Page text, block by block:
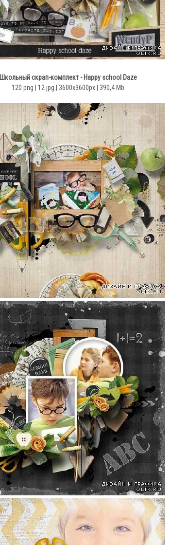
Школьный скрап-комплект - Happy school Daze
120 png | 12 jpg | 3600x3600px | 390,4 Mb